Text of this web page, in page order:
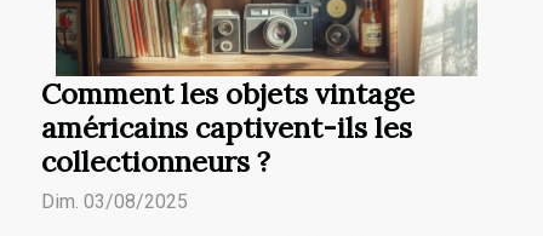
Comment les objets vintage
américains captivent-ils les
collectionneurs ?
Dim. 03/08/2025